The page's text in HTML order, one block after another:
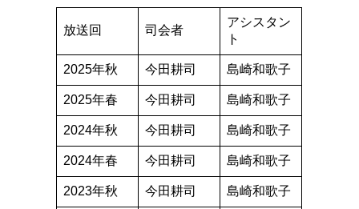
放送回 司会者
アシスタン
ト
2025年秋 今田耕司 島崎和歌子
2025年春 今田耕司 島崎和歌子
2024年秋 今田耕司 島崎和歌子
2024年春 今田耕司 島崎和歌子
2023年秋 今田耕司 島崎和歌子